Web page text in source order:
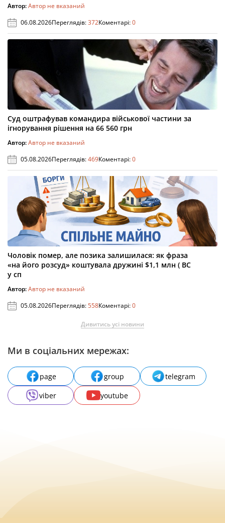
Автор:Автор не вказаний
06.08.2026Переглядів:372Коментарі:0
Суд оштрафував командира військової частини за
ігнорування рішення на 66 560 грн
Автор:Автор не вказаний
05.08.2026Переглядів:469Коментарі:0
Чоловік помер, але позика залишилася: як фраза
«на його розсуд» коштувала дружині $1,1 млн ( ВС
у сп
Автор:Автор не вказаний
05.08.2026Переглядів:558Коментарі:0
Дивитись усі новини
Ми в соціальних мережах:
page group
telegram
viber
youtube